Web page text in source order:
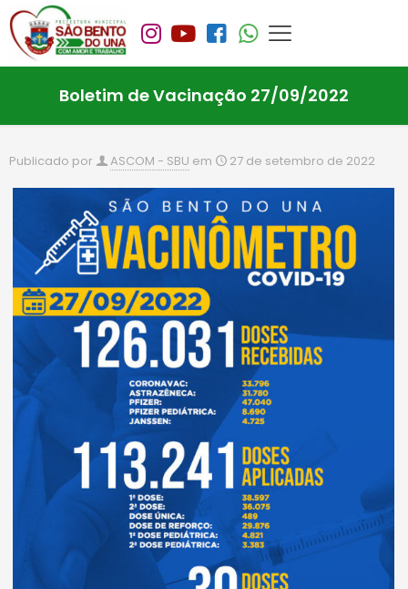
Boletim de Vacinação 27/09/2022
Publicado por ASCOM - SBU em 27 de setembro de 2022